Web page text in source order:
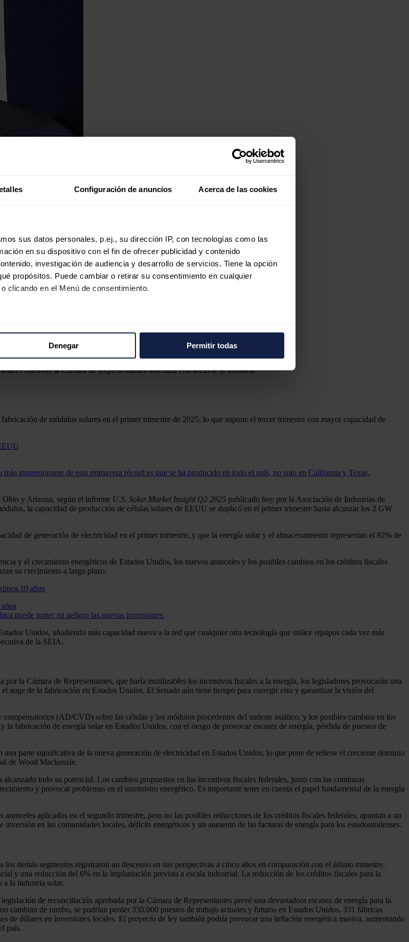
Configuración de anuncios Acerca de las cookies
sus datos personales, p.ej., su dirección IP, con tecnologías como las
en su dispositivo con el fin de ofrecer publicidad y contenido
investigación de audiencia y desarrollo de servicios. Tiene la opción
propósitos. Puede cambiar o retirar su consentimiento en cualquier
clicando en el Menú de consentimiento.
pueden combinarla con otra información que les haya proporcionado o
Denegar Permitir todas
mientras la Cámara de Representantes amenaza con socavar la industria
de módulos solares en el primer trimestre de 2025, lo que supone el tercer trimestre con mayor capacidad de
impresionante de esta primavera récord es que se ha producido en todo el país, no solo en California y Texas,
Ohio y Arizona, según el informe U.S. Solar Market Insight Q2 2025 publicado hoy por la Asociación de Industrias de
la capacidad de producción de células solares de EEUU se duplicó en el primer trimestre hasta alcanzar los 2 GW
de generación de electricidad en el primer trimestre, y que la energía solar y el almacenamiento representan el 82% de
y el crecimiento energéticos de Estados Unidos, los nuevos aranceles y los posibles cambios en los créditos fiscales
su crecimiento a largo plazo.
puede poner en peligro las nuevas inversiones.
Unidos, añadiendo más capacidad nueva a la red que cualquier otra tecnología que utilice equipos cada vez más
de la SEIA.
la Cámara de Representantes, que haría inutilizables los incentivos fiscales a la energía, los legisladores provocarán una
auge de la fabricación en Estados Unidos. El Senado aún tiene tiempo para corregir esto y garantizar la visión del
(AD/CVD) sobre las células y los módulos procedentes del sudeste asiático, y los posibles cambios en los
fabricación de energía solar en Estados Unidos, con el riesgo de provocar escasez de energía, pérdida de puestos de
parte significativa de la nueva generación de electricidad en Estados Unidos, lo que pone de relieve el creciente dominio
de Wood Mackenzie.
todo su potencial. Los cambios propuestos en los incentivos fiscales federales, junto con las continuas
y provocar problemas en el suministro energético. Es importante tener en cuenta el papel fundamental de la energía
aplicados en el segundo trimestre, pero no las posibles reducciones de los créditos fiscales federales, apuntan a un
en las comunidades locales, déficits energéticos y un aumento de las facturas de energía para los estadounidenses.
demás segmentos registraron un descenso en sus perspectivas a cinco años en comparación con el último trimestre,
y una reducción del 6% en la implantación prevista a escala industrial. La reducción de los créditos fiscales para la
a la industria solar.
de reconciliación aprobada por la Cámara de Representantes prevé una devastadora escasez de energía para la
cambian de rumbo, se podrían perder 330.000 puestos de trabajo actuales y futuros en Estados Unidos, 331 fábricas
de dólares en inversiones locales. El proyecto de ley también podría provocar una inflación energética masiva, aumentando
país.